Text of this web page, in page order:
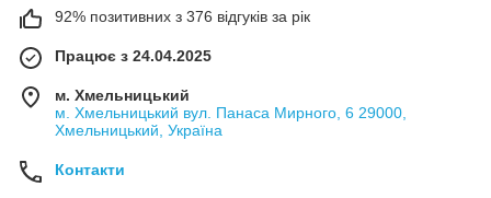
92% позитивних з 376 відгуків за рік
Працює з 24.04.2025
м. Хмельницький
м. Хмельницький вул. Панаса Мирного, 6 29000,
Хмельницький, Україна
Контакти